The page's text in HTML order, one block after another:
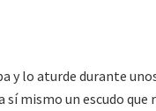
y lo aturde durante
mismo un escudo que